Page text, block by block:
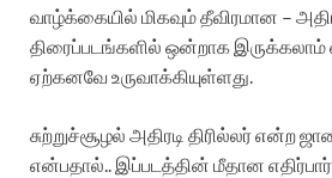
வாழ்க்கையில் மிகவும் தீவிரமான –
திரைப்படங்களில் ஒன்றாக இருக்கலாம்
ஏற்கனவே உருவாக்கியுள்ளது.
சுற்றுச்சூழல் அதிரடி திரில்லர் என்ற
என்பதால்.. இப்படத்தின் மீதான